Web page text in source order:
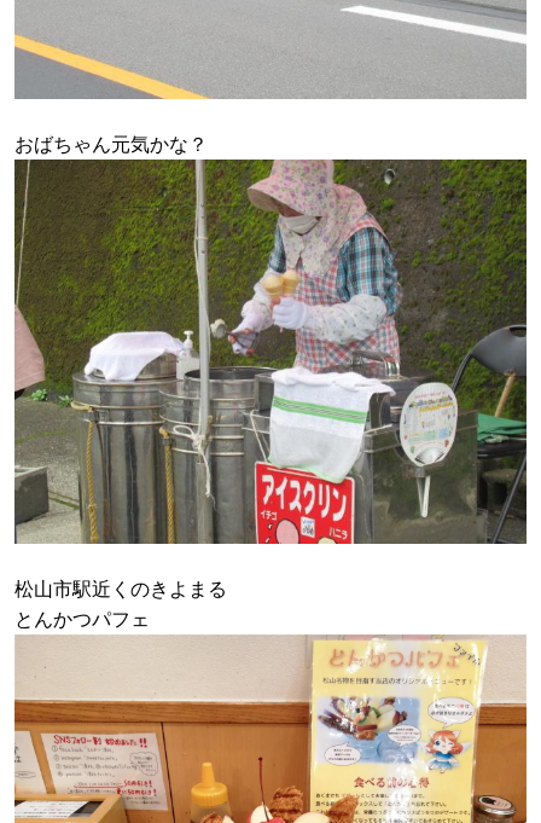
おばちゃん元気かな？
松山市駅近くのきよまる
とんかつパフェ